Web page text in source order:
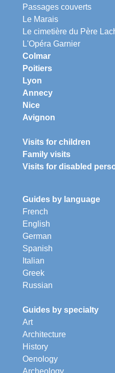
Passages couverts
Le Marais
Le cimetière du Père
L'Opéra Garnier
Colmar
Poitiers
Lyon
Annecy
Nice
Avignon
Visits for children
Family visits
Visits for disabled
Guides by language
French
English
German
Spanish
Italian
Greek
Russian
Guides by specialty
Art
Architecture
History
Oenology